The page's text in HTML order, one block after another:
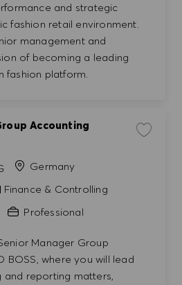
DE COOKIES
TODOS
and strategic
fashion retail environment.
management and
of becoming a leading
fashion platform.
Accounting
Germany
Finance & Controlling
Professional
Manager Group
BOSS, where you will lead
and reporting matters,
Guardar